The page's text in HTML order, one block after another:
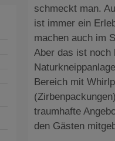
schmeckt man.
ist immer ein
machen auch im
Aber das ist noch
Bereich mit
traumhafte
den Gästen